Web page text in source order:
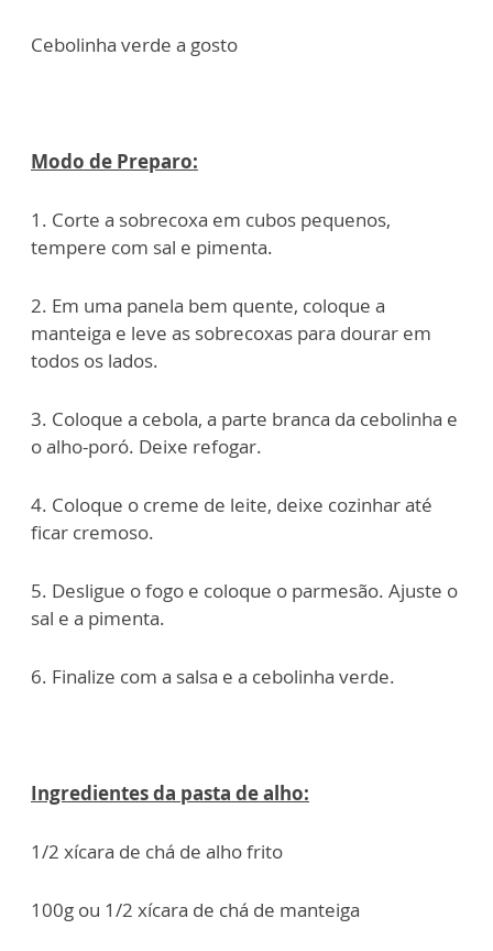
Cebolinha verde a gosto
Modo de Preparo:
1. Corte a sobrecoxa em cubos pequenos,
tempere com sal e pimenta.
2. Em uma panela bem quente, coloque a
manteiga e leve as sobrecoxas para dourar em
todos os lados.
3. Coloque a cebola, a parte branca da cebolinha e
o alho-poró. Deixe refogar.
4. Coloque o creme de leite, deixe cozinhar até
ficar cremoso.
5. Desligue o fogo e coloque o parmesão. Ajuste o
sal e a pimenta.
6. Finalize com a salsa e a cebolinha verde.
Ingredientes da pasta de alho:
1/2 xícara de chá de alho frito
100g ou 1/2 xícara de chá de manteiga